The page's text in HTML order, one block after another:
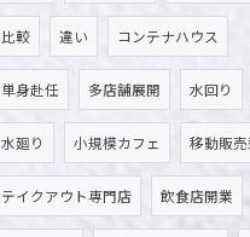
比較 違い コンテナハウス
単身赴任 多店舗展開 水回り
水廻り 小規模カフェ 移動販売
テイクアウト専門店 飲食店開業